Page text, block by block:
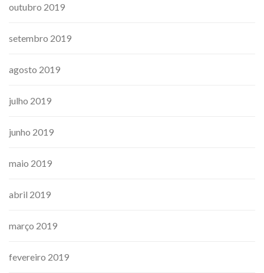
outubro 2019
setembro 2019
agosto 2019
julho 2019
junho 2019
maio 2019
abril 2019
março 2019
fevereiro 2019